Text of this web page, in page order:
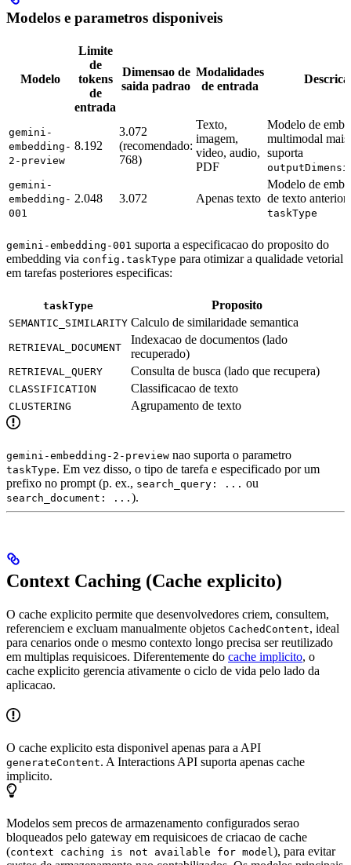
Modelos e parametros disponiveis
Modelo
Limite
de
tokens
de
entrada
Dimensao de
saida padrao
Modalidades
de entrada
gemini-
embedding-
2-preview
8.192
3.072
(recomendado:
768)
Texto,
imagem,
video, audio,
PDF
Modelo de
multimodal mais
suporta
gemini-
embedding-
001
2.048 3.072 Apenas texto
Modelo de
de texto
taskType
gemini-embedding-001 suporta a especificacao do proposito do
embedding via config.taskType para otimizar a qualidade vetorial
em tarefas posteriores especificas:
taskType Proposito
SEMANTIC_SIMILARITY Calculo de similaridade semantica
RETRIEVAL_DOCUMENT
Indexacao de documentos (lado
recuperado)
RETRIEVAL_QUERY Consulta de busca (lado que recupera)
CLASSIFICATION Classificacao de texto
CLUSTERING Agrupamento de texto
gemini-embedding-2-preview nao suporta o parametro
taskType. Em vez disso, o tipo de tarefa e especificado por um
prefixo no prompt (p. ex., search_query: ... ou
search_document: ... ).
Context Caching (Cache explicito)
O cache explicito permite que desenvolvedores criem, consultem,
referenciem e excluam manualmente objetos CachedContent, ideal
para cenarios onde o mesmo contexto longo precisa ser reutilizado
em multiplas requisicoes. Diferentemente do cache implicito, o
cache explicito gerencia ativamente o ciclo de vida pelo lado da
aplicacao.
O cache explicito esta disponivel apenas para a API
generateContent. A Interactions API suporta apenas cache
implicito.
Modelos sem precos de armazenamento configurados serao
bloqueados pelo gateway em requisicoes de criacao de cache
(context caching is not available for model), para evitar